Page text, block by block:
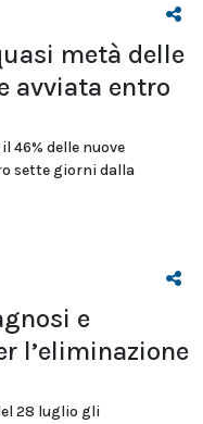
metà delle
avviata entro
46% delle nuove
sette giorni dalla
e
l’eliminazione
28 luglio gli